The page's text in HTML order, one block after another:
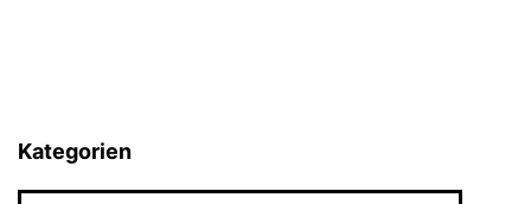
Kategorien